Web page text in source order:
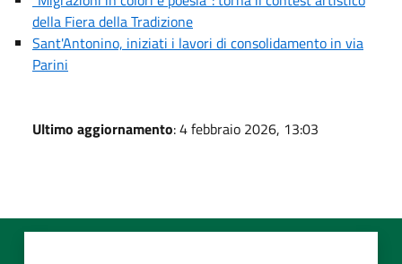
della Fiera della Tradizione
Sant'Antonino, iniziati i lavori di consolidamento in via
Parini
Ultimo aggiornamento: 4 febbraio 2026, 13:03